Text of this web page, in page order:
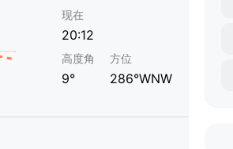
现在
20:12
高度角
9°
方位
286°WNW